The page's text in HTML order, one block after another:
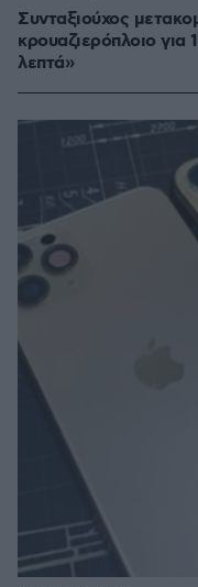
Συνταξιούχος
κρουαζιερόπλοιο
λεπτά»